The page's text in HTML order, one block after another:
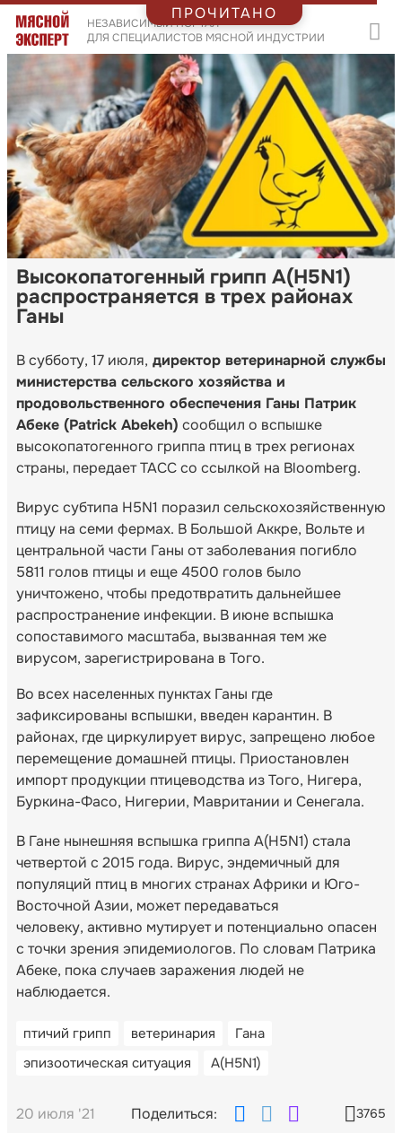
НЕЗАВИСИМЫЙ ПОРТАЛ
ДЛЯ СПЕЦИАЛИСТОВ МЯСНОЙ ИНДУСТРИИ
Высокопатогенный грипп A(H5N1)
распространяется в трех районах
Ганы
В субботу, 17 июля, директор ветеринарной службы
министерства сельского хозяйства и
продовольственного обеспечения Ганы Патрик
Абеке (Patrick Abekeh) сообщил о вспышке
высокопатогенного гриппа птиц в трех регионах
страны, передает ТАСС со ссылкой на Bloomberg.
Вирус субтипа H5N1 поразил сельскохозяйственную
птицу на семи фермах. В Большой Аккре, Вольте и
центральной части Ганы от заболевания погибло
5811 голов птицы и еще 4500 голов было
уничтожено, чтобы предотвратить дальнейшее
распространение инфекции. В июне вспышка
сопоставимого масштаба, вызванная тем же
вирусом, зарегистрирована в Того.
Во всех населенных пунктах Ганы где
зафиксированы вспышки, введен карантин. В
районах, где циркулирует вирус, запрещено любое
перемещение домашней птицы. Приостановлен
импорт продукции птицеводства из Того, Нигера,
Буркина-Фасо, Нигерии, Мавритании и Сенегала.
В Гане нынешняя вспышка гриппа A(H5N1) стала
четвертой с 2015 года. Вирус, эндемичный для
популяций птиц в многих странах Африки и Юго-
Восточной Азии, может передаваться
человеку, активно мутирует и потенциально опасен
с точки зрения эпидемиологов. По словам Патрика
Абеке, пока случаев заражения людей не
наблюдается.
птичий грипп ветеринария
Гана
эпизоотическая ситуация
A(H5N1)
20 июля '21 Поделиться: 3765
ПРОЧИТАНО